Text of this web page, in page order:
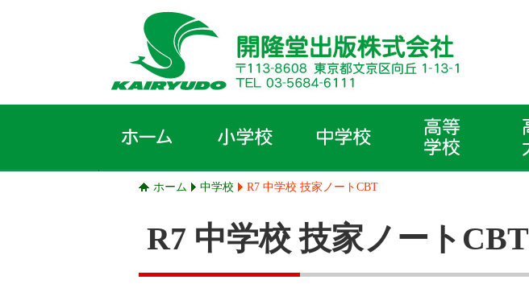
ホーム 中学校 R7 中学校 技家ノートCBT
R7 中学校 技家ノートCBT